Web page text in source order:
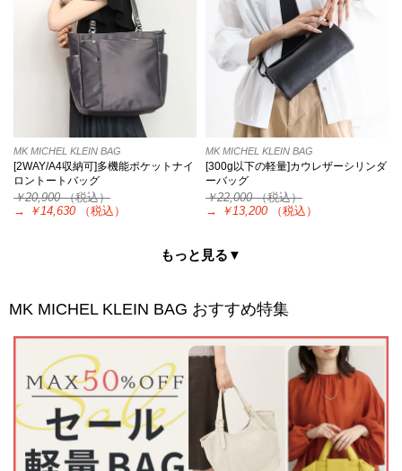
MK MICHEL KLEIN BAG
[2WAY/A4収納可]多機能ポケットナイ
ロントートバッグ
￥20,900（税込）
→
￥14,630 （税込）
MK MICHEL KLEIN BAG
[300g以下の軽量]カウレザーシリンダ
ーバッグ
￥22,000（税込）
→
￥13,200 （税込）
もっと見る▼
MK MICHEL KLEIN BAG おすすめ特集